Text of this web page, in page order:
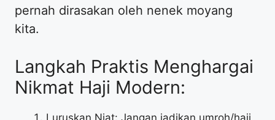
pernah dirasakan oleh nenek moyang
kita.
Langkah Praktis Menghargai
Nikmat Haji Modern:
Luruskan Niat: Jangan jadikan umroh/haji